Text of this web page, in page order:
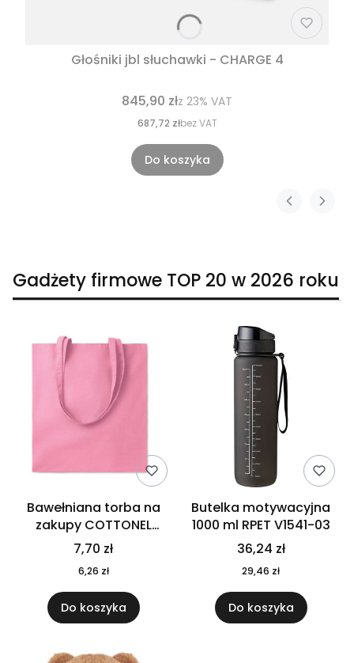
Głośniki jbl słuchawki - CHARGE 4
845,90 złz 23% VAT
687,72 złbez VAT
Do koszyka
Gadżety firmowe TOP 20 w 2026 roku
Bawełniana torba na
zakupy COTTONEL
COLOUR++ MO9846-11
7,70 zł
6,26 zł
Do koszyka
Butelka motywacyjna
1000 ml RPET V1541-03
36,24 zł
29,46 zł
Do koszyka